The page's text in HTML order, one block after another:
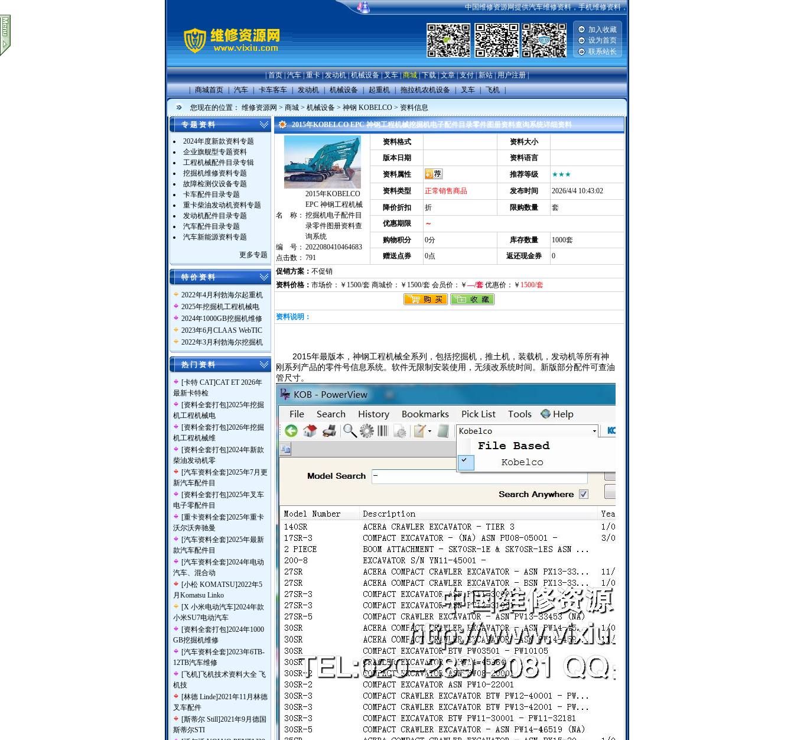
中国维修资源网提供汽车维修资料，手机维修资料，电脑主板|硬盘|显示器维修资料，笔记本维修资料，家
加入收藏
设为首页
联系站长
|首页|汽车|重卡|发动机|机械设备|叉车|商城|下载|文章|支付|新站|用户注册|
| 商城首页 | 汽车 | 卡车客车 | 发动机 | 机械设备 | 起重机 | 拖拉机农机设备 | 叉车 | 飞机 |
您现在的位置： 维修资源网 > 商城 > 机械设备 > 神钢 KOBELCO > 资料信息
专 题 资 料
2024年度新款资料专题
企业旗舰型专题资料
工程机械配件目录专辑
挖掘机维修资料专题
故障检测仪设备专题
卡车配件目录专题
重卡柴油发动机资料专题
发动机配件目录专题
汽车配件目录专题
汽车新能源资料专题
更多专题
特 价 资 料
2022年4月利勃海尔起重机
2025年挖掘机工程机械电
2024年1000GB挖掘机维修
2023年6月CLAAS WebTIC
2022年3月利勃海尔挖掘机
热 门 资 料
[卡特 CAT]CAT ET 2026年
最新卡特检
[资料全套打包]2025年挖掘
机工程机械电
[资料全套打包]2026年挖掘
机工程机械维
[资料全套打包]2024年新款
柴油发动机零
[汽车资料全套]2025年7月更
新汽车配件目
[资料全套打包]2025年叉车
电子零配件目
[重卡资料全套]2025年重卡
沃尔沃奔驰曼
[汽车资料全套]2025年最新
款汽车配件目
[汽车资料全套]2024年电动
汽车、混合动
[小松 KOMATSU]2022年5
月Komatsu Linko
[X 小米电动汽车]2024年款
小米SU7电动汽车
[资料全套打包]2024年1000
GB挖掘机维修
[汽车资料全套]2023年6TB-
12TB汽车维修
[飞机]飞机技术资料大全 飞
机技
[林德 Linde]2021年11月林德
叉车配件
[斯蒂尔 Still]2021年9月德国
斯蒂尔STI
2015年KOBELCO EPC 神钢工程机械挖掘机电子配件目录零件图册资料查询系统详细资料
名 称：
2015年KOBELCO
EPC 神钢工程机械
挖掘机电子配件目
录零件图册资料查
询系统
编 号： 2022080410464683
点击数： 791
资料格式
资料大小
版本日期
资料语言
资料属性
推荐等级
★★★
资料类型
正常销售商品 发布时间
2026/4/4 10:43:02
降价折扣
折 限购数量
套
优惠期限
～
购物积分
0分 库存数量
1000套
赠送点券
0点 返还现金券
0
促销方案： 不促销
资料价格： 市场价：￥1500/套 商城价：￥1500/套 会员价：￥ —/套 优惠价：￥ 1500/套
资料说明：
2015年最版本，神钢工程机械全系列，包括挖掘机，推土机，装载机，发动机等所有神
刚系列产品的零件号信息系统。软件无限制安装使用，无须改系统时间。新版部分配件可查油
管尺寸。